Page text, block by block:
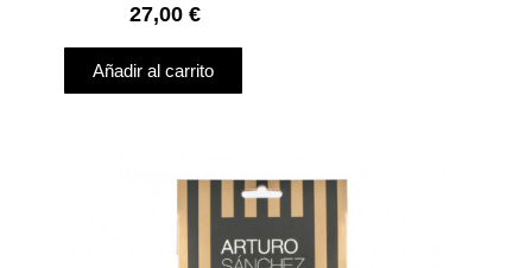
27,00 €
Añadir al carrito